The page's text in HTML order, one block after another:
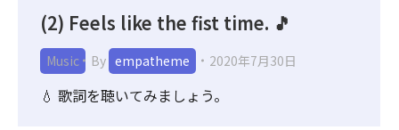
(2) Feels like the fist time. 🎵
Music By empatheme 2020年7月30日
💧 歌詞を聴いてみましょう。